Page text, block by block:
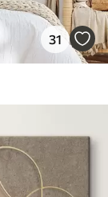
31